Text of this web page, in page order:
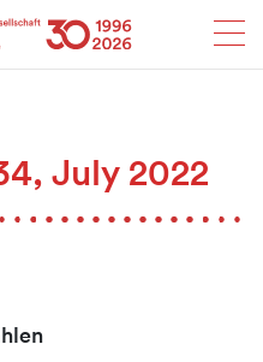
SEVAL
July 2022